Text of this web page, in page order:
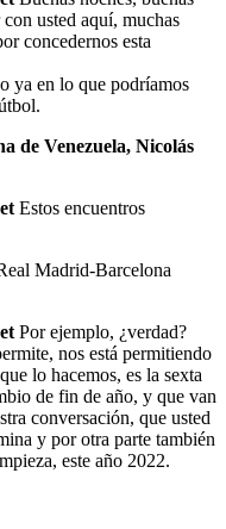
usted aquí, muchas
concedernos esta
ya en lo que podríamos
de Venezuela, Nicolás
Estos encuentros
Madrid-Barcelona
Por ejemplo, ¿verdad?
nos está permitiendo
lo hacemos, es la sexta
de fin de año, y que van
conversación, que usted
y por otra parte también
este año 2022.